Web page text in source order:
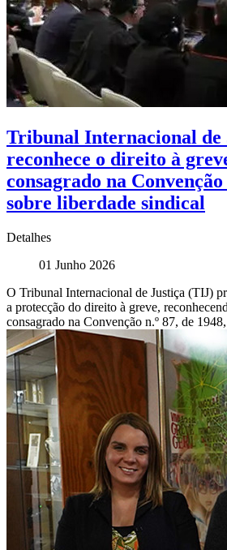
Tribunal Internacional de
reconhece o direito à
consagrado na
sobre liberdade sindical
Detalhes
01 Junho 2026
O Tribunal Internacional de Justiça (TIJ)
a protecção do direito à greve,
consagrado na Convenção n.º 87, de